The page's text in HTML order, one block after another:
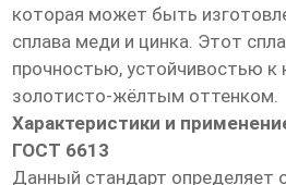
которая может быть
сплава меди и цинка. Этот
прочностью, устойчивостью к
золотисто-жёлтым оттенком.
Характеристики и
ГОСТ 6613
Данный стандарт определяет